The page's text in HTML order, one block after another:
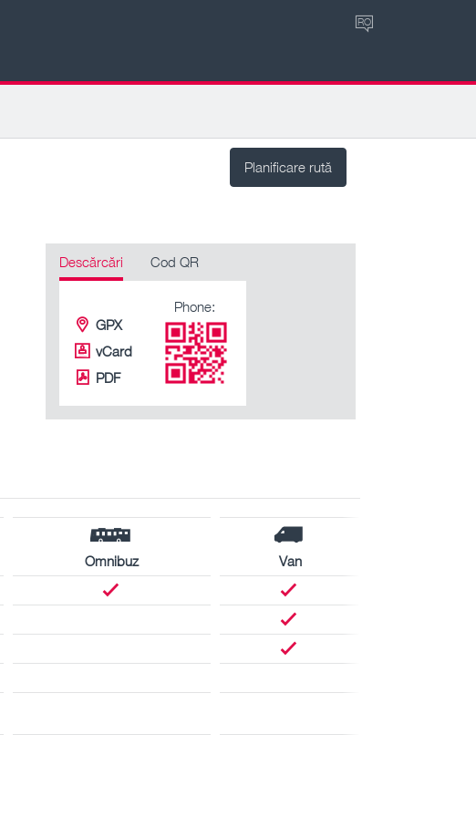
RO
Planificare rută
Descărcări Cod QR
GPX
vCard
PDF
Phone:
Omnibuz
Van